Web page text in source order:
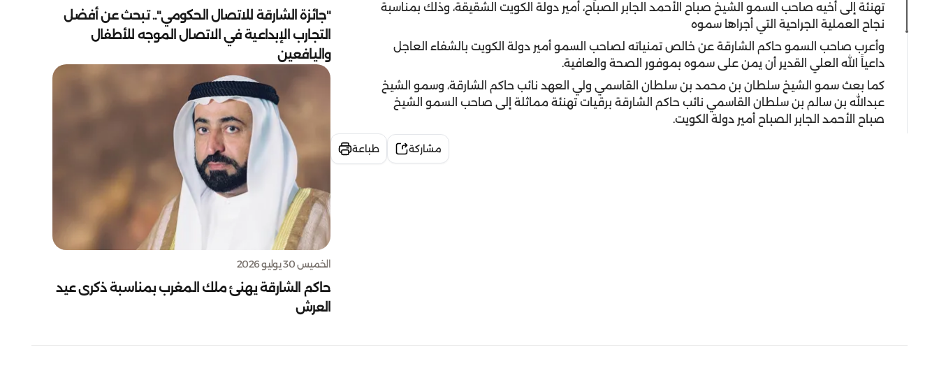
تهنئة إلى أخيه صاحب السمو الشيخ صباح الأحمد الجابر الصباح، أمير دولة الكويت الشقيقة، وذلك بمناسبة
نجاح العملية الجراحية التي أجراها سموه
وأعرب صاحب السمو حاكم الشارقة عن خالص تمنياته لصاحب السمو أمير دولة الكويت بالشفاء العاجل
داعياً الله العلي القدير أن يمن على سموه بموفور الصحة والعافية.
كما بعث سمو الشيخ سلطان بن محمد بن سلطان القاسمي ولي العهد نائب حاكم الشارقة، وسمو الشيخ
عبدالله بن سالم بن سلطان القاسمي نائب حاكم الشارقة برقيات تهنئة مماثلة إلى صاحب السمو الشيخ
صباح الأحمد الجابر الصباح أمير دولة الكويت.
مشاركة طباعة
"جائزة الشارقة للاتصال الحكومي".. تبحث عن أفضل
التجارب الإبداعية في الاتصال الموجه للأطفال
واليافعين
الخميس 30 يوليو 2026
حاكم الشارقة يهنئ ملك المغرب بمناسبة ذكرى عيد
العرش